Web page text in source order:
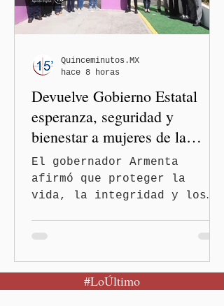
mexicano. A través de un
mensaje difundido en redes
informó que la Secretaría
de Salud activó de mane
Devuelve Gobierno Estatal
esperanza, seguridad y
bienestar a mujeres de la
periferia urbana
El gobernador Armenta
afirmó que proteger la
vida, la integridad y los
Puebla, Pue.-Cuando una
mujer encuentra un lugar
Quinceminutos.MX
hace 8 horas
#LoÚltimo